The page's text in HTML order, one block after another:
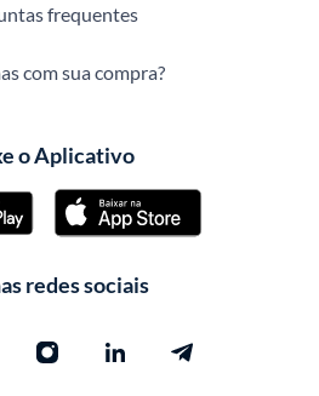
frequentes
com sua compra?
o Aplicativo
redes sociais